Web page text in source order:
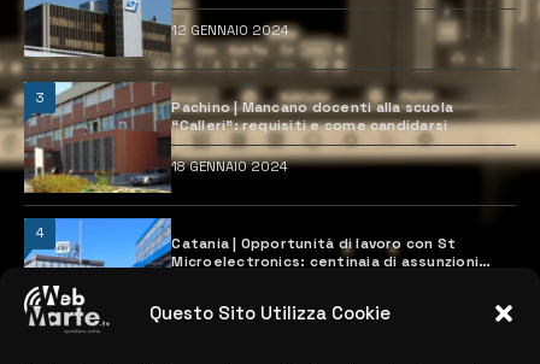
Questo Sito Utilizza Cookie
12 GENNAIO 2024
3
Pachino | Mancano docenti alla scuola
“Calleri”: requisiti e come candidarsi
18 GENNAIO 2024
4
Catania | Opportunità di lavoro con St
Microelectronics: centinaia di assunzioni
28 MARZO 2024